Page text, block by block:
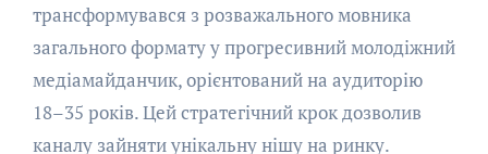
трансформувався з розважального мовника
загального формату у прогресивний молодіжний
медіамайданчик, орієнтований на аудиторію
18–35 років. Цей стратегічний крок дозволив
каналу зайняти унікальну нішу на ринку.